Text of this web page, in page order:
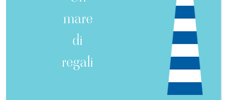
mare
di
regali